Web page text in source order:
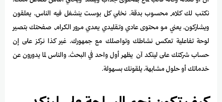
نكتب لك كلام محسوب بدقة، نخلي كل بوست ينشغل فيه الناس، يعلقون
ويشاركون، يعني مو محتوى عادي وتقليدي يعدي مرور الكرام، صفحتك بتصير
لوحة تفاعلية تعكس نشاطك وتواصلك مع جمهورك، غير كذا نركز على إن
حساب شركتك على لينكد آن يظهر أول واحد في البحث، والناس لما يدورون عن
خدماتك أو حلول مشابهة، يلقونك بسهولة.